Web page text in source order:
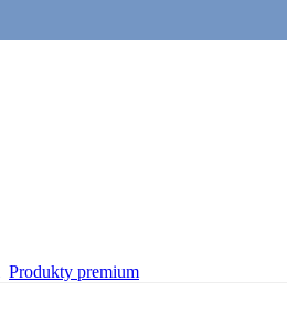
Produkty premium